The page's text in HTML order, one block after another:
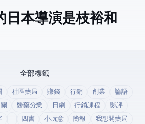
日本導演是枝裕和
全部標籤
社區藥局 賺錢 行銷 創業
論語
醫藥分業 日劇 行銷課程
影評
四書 小玩意 簡報
我想開藥局